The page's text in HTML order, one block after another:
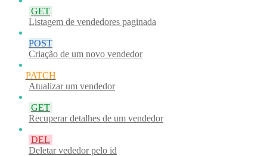
GET
Listagem de vendedores paginada
POST
Criação de um novo vendedor
PATCH
Atualizar um vendedor
GET
Recuperar detalhes de um vendedor
DEL
Deletar vededor pelo id